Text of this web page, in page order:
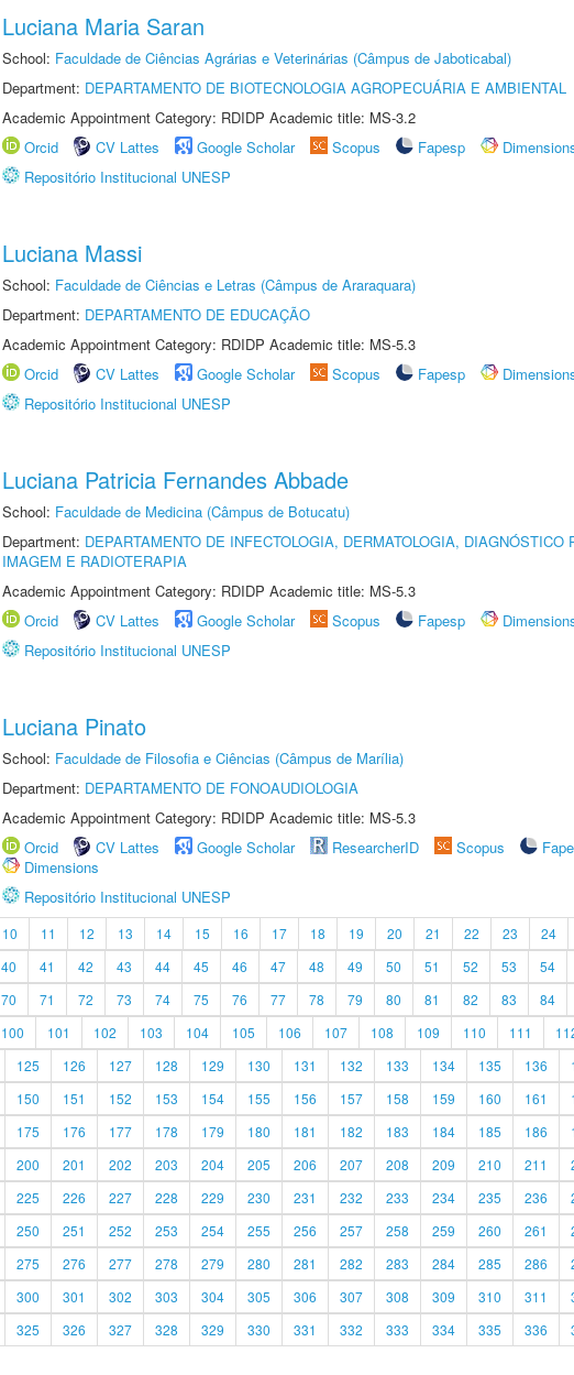
Luciana Maria Saran
School: Faculdade de Ciências Agrárias e Veterinárias (Câmpus de Jaboticabal)
Department: DEPARTAMENTO DE BIOTECNOLOGIA AGROPECUÁRIA E AMBIENTAL
Academic Appointment Category: RDIDP Academic title: MS-3.2
Orcid
CV Lattes Google Scholar Scopus Fapesp
Repositório Institucional UNESP
Luciana Massi
School: Faculdade de Ciências e Letras (Câmpus de Araraquara)
Department: DEPARTAMENTO DE EDUCAÇÃO
Academic Appointment Category: RDIDP Academic title: MS-5.3
Orcid
CV Lattes Google Scholar Scopus Fapesp
Repositório Institucional UNESP
Luciana Patricia Fernandes Abbade
School: Faculdade de Medicina (Câmpus de Botucatu)
Department: DEPARTAMENTO DE INFECTOLOGIA, DERMATOLOGIA, DIAGNÓSTICO
IMAGEM E RADIOTERAPIA
Academic Appointment Category: RDIDP Academic title: MS-5.3
Orcid
CV Lattes Google Scholar Scopus Fapesp
Repositório Institucional UNESP
Luciana Pinato
School: Faculdade de Filosofia e Ciências (Câmpus de Marília)
Department: DEPARTAMENTO DE FONOAUDIOLOGIA
Academic Appointment Category: RDIDP Academic title: MS-5.3
Orcid
CV Lattes Google Scholar ResearcherID Scopus
Dimensions
Repositório Institucional UNESP
10 11 12 13 14 15 16 17 18 19 20 21 22 23 24
40 41 42 43 44 45 46 47 48 49 50 51 52 53 54
70 71 72 73 74 75 76 77 78 79 80 81 82 83 84
100 101 102 103 104 105 106 107 108 109 110 111
125 126 127 128 129 130 131 132 133 134 135 136
150 151 152 153 154 155 156 157 158 159 160 161
175 176 177 178 179 180 181 182 183 184 185 186
200 201 202 203 204 205 206 207 208 209 210 211
225 226 227 228 229 230 231 232 233 234 235 236
250 251 252 253 254 255 256 257 258 259 260 261
275 276 277 278 279 280 281 282 283 284 285 286
300 301 302 303 304 305 306 307 308 309 310 311
325 326 327 328 329 330 331 332 333 334 335 336